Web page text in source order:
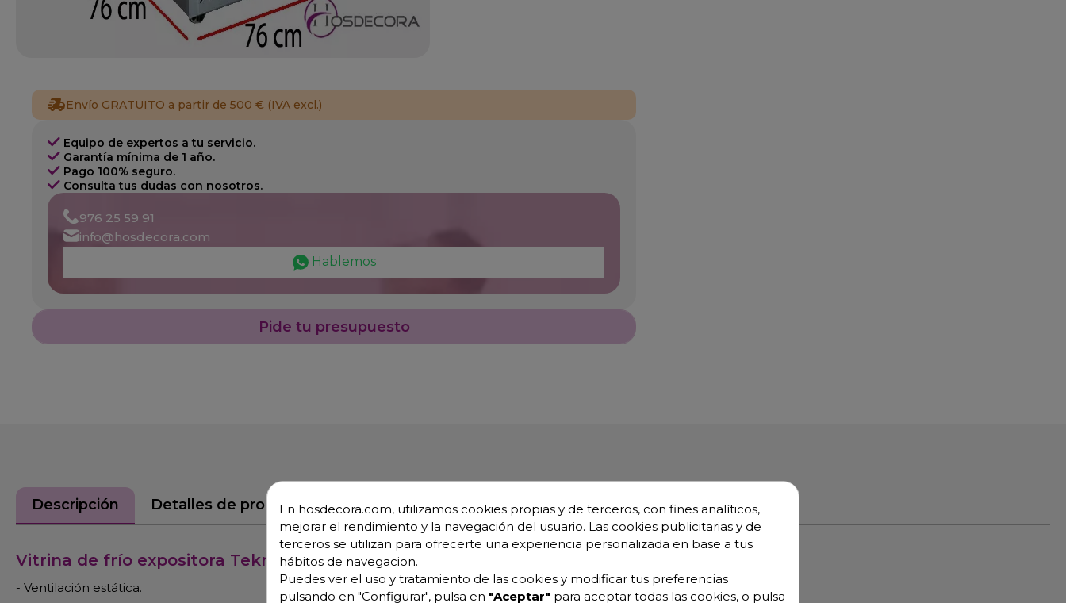
Envío GRATUITO a partir de 500 € (IVA excl.)
Equipo de expertos a tu servicio.
Garantía mínima de 1 año.
Pago 100% seguro.
Consulta tus dudas con nosotros.
976 25 59 91
info@hosdecora.com
Hablemos
Pide tu presupuesto
Descripción Detalles de producto
Vitrina de frío expositora Tekna Glassy Line 5401P
- Ventilación estática.
En hosdecora.com, utilizamos cookies propias y de terceros, con fines analíticos,
mejorar el rendimiento y la navegación del usuario. Las cookies publicitarias y de
terceros se utilizan para ofrecerte una experiencia personalizada en base a tus
hábitos de navegacion.
Puedes ver el uso y tratamiento de las cookies y modificar tus preferencias
pulsando en "Configurar", pulsa en "Aceptar" para aceptar todas las cookies, o pulsa